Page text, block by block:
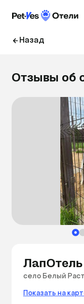
Назад
Отзывы об
ЛапОтель
село Белый
Показать на